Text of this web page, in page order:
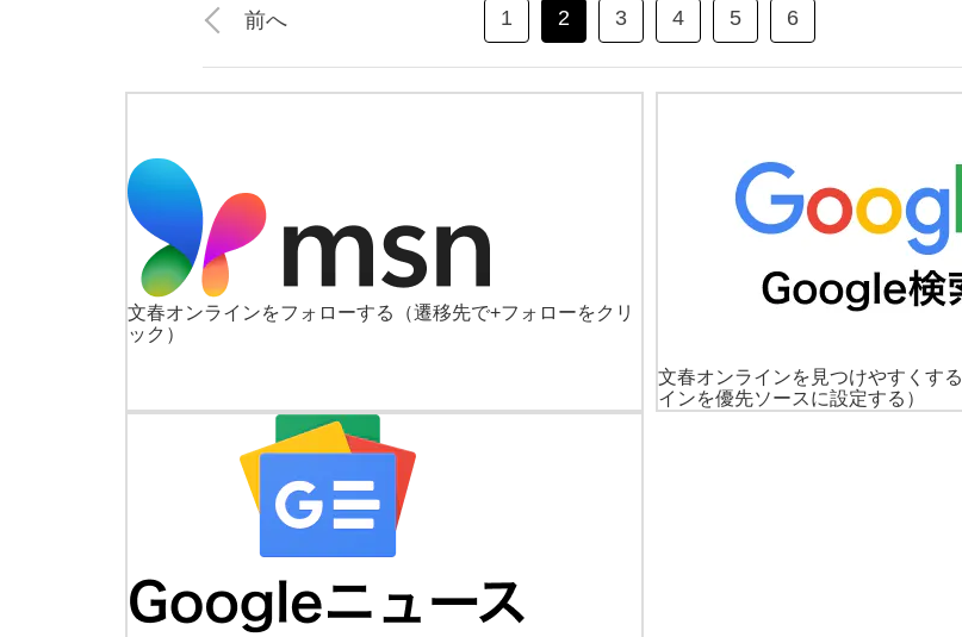
前へ 1 2 3 4 5 6
文春オンラインをフォローする
（遷移先で+フォローをクリ
ック）
文春オンラインを見つけやすくする
インを優先ソースに設定する）